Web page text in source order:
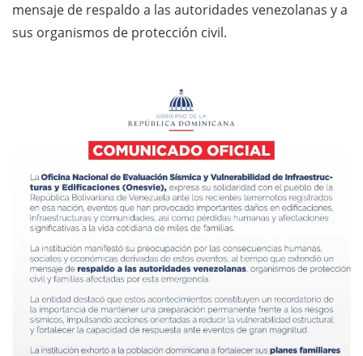
mensaje de respaldo a las autoridades venezolanas y a
sus organismos de protección civil.